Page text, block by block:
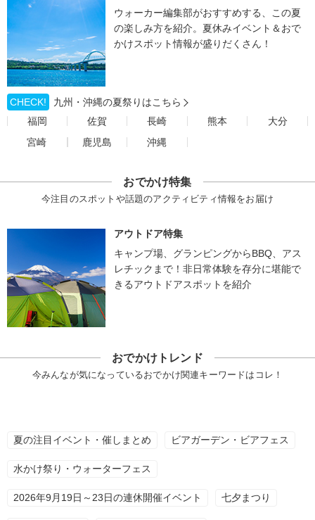
ウォーカー編集部がおすすめする、この夏
の楽しみ方を紹介。夏休みイベント＆おで
かけスポット情報が盛りだくさん！
CHECK!
九州・沖縄の夏祭りはこちら
福岡
佐賀 長崎 熊本
大分
宮崎
鹿児島 沖縄
おでかけ特集
今注目のスポットや話題のアクティビティ情報をお届け
アウトドア特集
キャンプ場、グランピングからBBQ、アス
レチックまで！非日常体験を存分に堪能で
きるアウトドアスポットを紹介
おでかけトレンド
今みんなが気になっているおでかけ関連キーワードはコレ！
夏の注目イベント・催しまとめ ビアガーデン・ビアフェス
水かけ祭り・ウォーターフェス
2026年9月19日～23日の連休開催イベント 七夕まつり